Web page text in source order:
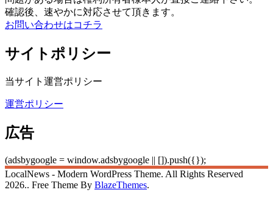
確認後、速やかに対応させて頂きます。
お問い合わせはコチラ
サイトポリシー
当サイト運営ポリシー
運営ポリシー
広告
(adsbygoogle = window.adsbygoogle || []).push({});
LocalNews - Modern WordPress Theme. All Rights Reserved
2026.. Free Theme By BlazeThemes.